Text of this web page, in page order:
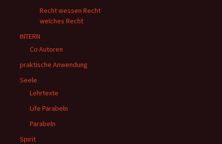
Recht wessen Recht
welches Recht
INTERN
Co Autoren
praktische Anwendung
Seele
Lehrtexte
Life Parabeln
Parabeln
Spirit